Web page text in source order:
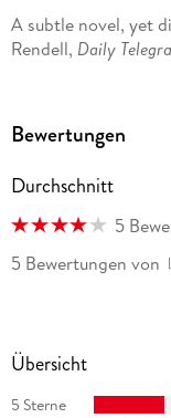
A subtle novel, yet
Rendell, Daily
Bewertungen
Durchschnitt
5
5 Bewertungen von
Übersicht
5 Sterne